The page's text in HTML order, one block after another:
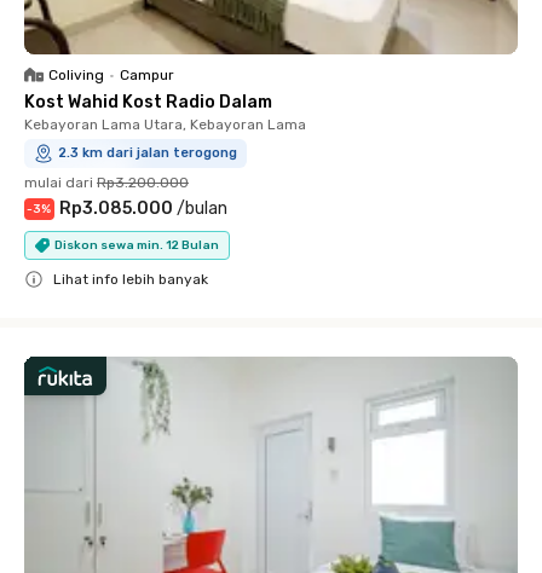
Coliving • Campur
Kost Wahid Kost Radio Dalam
Kebayoran Lama Utara, Kebayoran Lama
2.3 km dari jalan terogong
mulai dari Rp3.200.000
-3% Rp3.085.000 /bulan
Diskon sewa min. 12 Bulan
Lihat info lebih banyak